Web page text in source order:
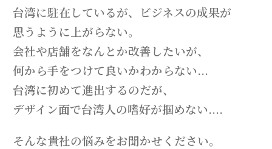
台湾に駐在しているが、ビジネスの成果が
思うように上がらない。
会社や店舗をなんとか改善したいが、
何から手をつけて良いかわからない...
台湾に初めて進出するのだが、
デザイン面で台湾人の嗜好が掴めない....
そんな貴社の悩みをお聞かせください。